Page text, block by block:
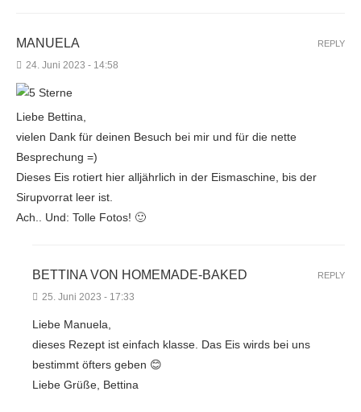
MANUELA
24. Juni 2023 - 14:58
Liebe Bettina,
vielen Dank für deinen Besuch bei mir und für die nette
Besprechung =)
Dieses Eis rotiert hier alljährlich in der Eismaschine, bis der
Sirupvorrat leer ist.
Ach.. Und: Tolle Fotos! 🙂
REPLY
BETTINA VON HOMEMADE-BAKED
25. Juni 2023 - 17:33
Liebe Manuela,
dieses Rezept ist einfach klasse. Das Eis wirds bei uns
bestimmt öfters geben 😊
Liebe Grüße, Bettina
REPLY